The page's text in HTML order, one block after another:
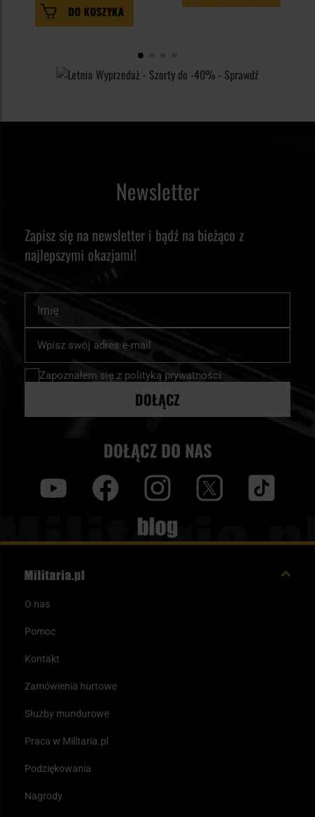
DO KOSZYKA
Newsletter
Zapisz się na newsletter i bądź na bieżąco z
najlepszymi okazjami!
nasz
newsletter:
Zapoznałem się z polityką prywatności
DOŁĄCZ
DOŁĄCZ DO NAS
Blog
O nas
Pomoc
Kontakt
Zamówienia hurtowe
Służby mundurowe
Praca w Militaria.pl
Podziękowania
Nagrody